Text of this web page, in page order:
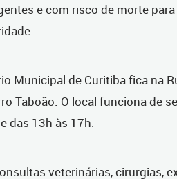
e com risco de morte
Municipal de Curitiba fica na
Taboão. O local funciona de
das 13h às 17h.
veterinárias, cirurgias,